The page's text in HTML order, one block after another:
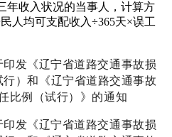
年收入状况的当事人，计算方
人均可支配收入÷365天×误工